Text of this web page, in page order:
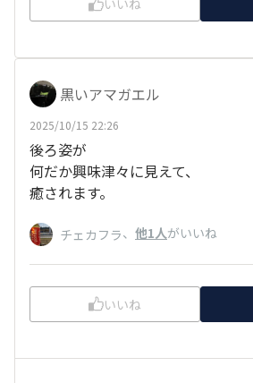
いいね
黒いアマガエル
2025/10/15 22:26
後ろ姿が
何だか興味津々に見えて、
癒されます。
チェカフラ、 他1人がいいね
いいね